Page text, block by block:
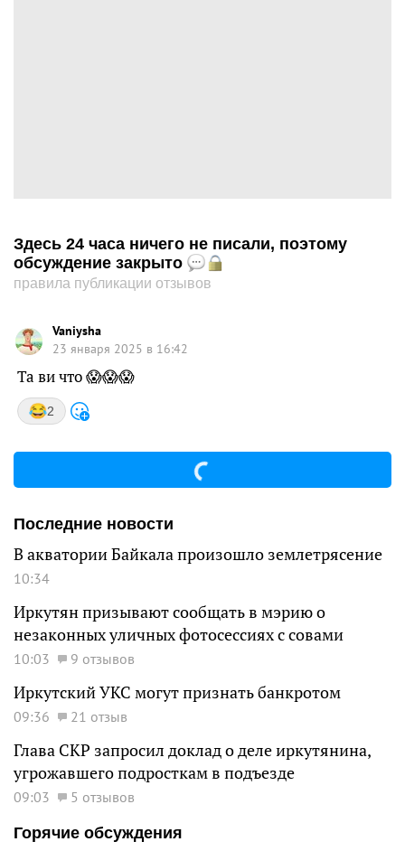
Здесь 24 часа ничего не писали, поэтому
обсуждение закрыто
правила публикации отзывов
Vaniysha
23 января 2025 в 16:42
Та ви что 😱😱😱
2
Последние новости
В акватории Байкала произошло землетрясение
10:34
Иркутян призывают сообщать в мэрию о
незаконных уличных фотосессиях с совами
10:03 9 отзывов
Иркутский УКС могут признать банкротом
09:36 21 отзыв
Глава СКР запросил доклад о деле иркутянина,
угрожавшего подросткам в подъезде
09:03
5 отзывов
Горячие обсуждения